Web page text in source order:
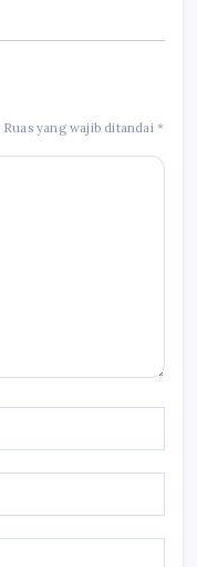
Ruas yang wajib ditandai*